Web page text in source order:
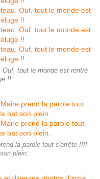
tout le monde est rentré
!!
la parole tout s'arrête !!!!
plein.